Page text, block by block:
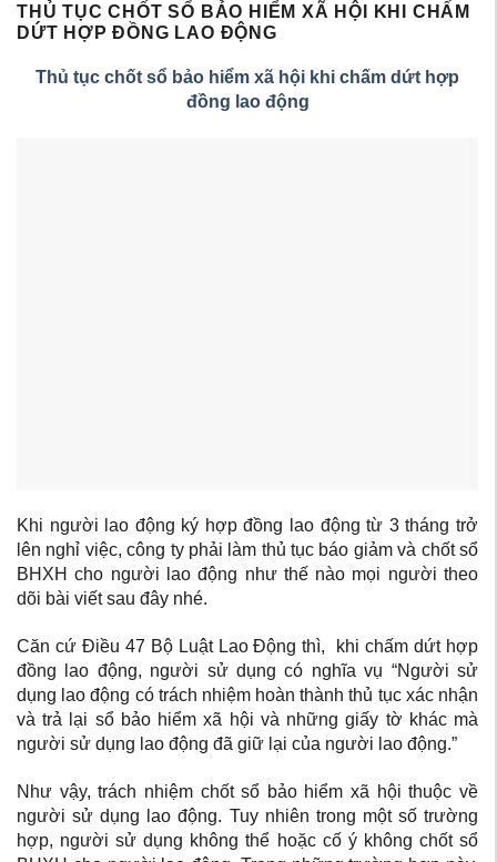
THỦ TỤC CHỐT SỔ BẢO HIỂM XÃ HỘI KHI CHẤM
DỨT HỢP ĐỒNG LAO ĐỘNG
Thủ tục chốt sổ bảo hiểm xã hội khi chấm dứt hợp
đồng lao động
Khi người lao động ký hợp đồng lao động từ 3 tháng trở
lên nghỉ việc, công ty phải làm thủ tục báo giảm và chốt sổ
BHXH cho người lao động như thế nào mọi người theo
dõi bài viết sau đây nhé.
Căn cứ Điều 47 Bộ Luật Lao Động thì, khi chấm dứt hợp
đồng lao động, người sử dụng có nghĩa vụ “Người sử
dụng lao động có trách nhiệm hoàn thành thủ tục xác nhận
và trả lại sổ bảo hiểm xã hội và những giấy tờ khác mà
người sử dụng lao động đã giữ lại của người lao động.”
Như vậy, trách nhiệm chốt sổ bảo hiểm xã hội thuộc về
người sử dụng lao động. Tuy nhiên trong một số trường
hợp, người sử dụng không thể hoặc cố ý không chốt sổ